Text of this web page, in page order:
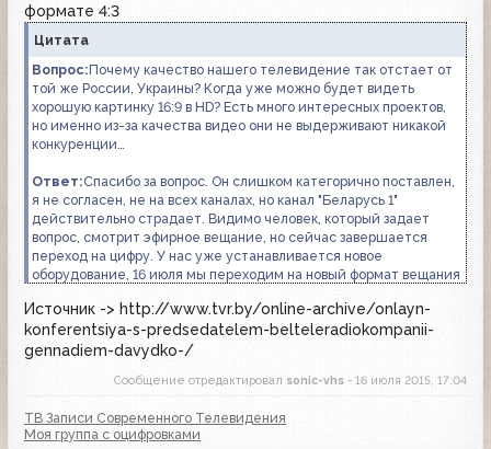
формате 4:3
Цитата
Вопрос:Почему качество нашего телевидение так отстает от
той же России, Украины? Когда уже можно будет видеть
хорошую картинку 16:9 в HD? Есть много интересных проектов,
но именно из-за качества видео они не выдерживают никакой
конкуренции…
Ответ:Спасибо за вопрос. Он слишком категорично поставлен,
я не согласен, не на всех каналах, но канал "Беларусь 1"
действительно страдает. Видимо человек, который задает
вопрос, смотрит эфирное вещание, но сейчас завершается
переход на цифру. У нас уже устанавливается новое
оборудование, 16 июля мы переходим на новый формат вещания
но и качеством картинки.
Источник -> http://www.tvr.by/online-archive/onlayn-
konferentsiya-s-predsedatelem-belteleradiokompanii-
gennadiem-davydko-/
Сообщение отредактировал sonic-vhs - 16 июля 2015, 17:04
ТВ Записи Современного Телевидения
Моя группа с оцифровками